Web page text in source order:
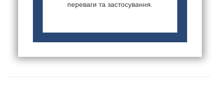
переваги та застосування.